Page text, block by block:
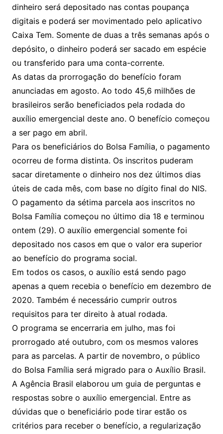
dinheiro será depositado nas contas poupança
digitais e poderá ser movimentado pelo aplicativo
Caixa Tem. Somente de duas a três semanas após o
depósito, o dinheiro poderá ser sacado em espécie
ou transferido para uma conta-corrente.
As datas da prorrogação do benefício foram
anunciadas em agosto. Ao todo 45,6 milhões de
brasileiros serão beneficiados pela rodada do
auxílio emergencial deste ano. O benefício começou
a ser pago em abril.
Para os beneficiários do Bolsa Família, o pagamento
ocorreu de forma distinta. Os inscritos puderam
sacar diretamente o dinheiro nos dez últimos dias
úteis de cada mês, com base no dígito final do NIS.
O pagamento da sétima parcela aos inscritos no
Bolsa Família começou no último dia 18 e terminou
ontem (29). O auxílio emergencial somente foi
depositado nos casos em que o valor era superior
ao benefício do programa social.
Em todos os casos, o auxílio está sendo pago
apenas a quem recebia o benefício em dezembro de
2020. Também é necessário cumprir outros
requisitos para ter direito à atual rodada.
O programa se encerraria em julho, mas foi
prorrogado até outubro, com os mesmos valores
para as parcelas. A partir de novembro, o público
do Bolsa Família será migrado para o Auxílio Brasil.
A Agência Brasil elaborou um guia de perguntas e
respostas sobre o auxílio emergencial. Entre as
dúvidas que o beneficiário pode tirar estão os
critérios para receber o benefício, a regularização